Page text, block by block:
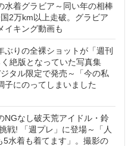
水着グラビア～同い年の相棒
2万km以上走破。グラビア
イキング動画も
りの全裸ショットが「週刊
絶版となっていた写真集
ジタル限定で発売～「今の私
子にのってしまいました
NGなし破天荒アイドル・鈴
戦! 「週プレ」に登場～「人
水着も着てます」。撮影の